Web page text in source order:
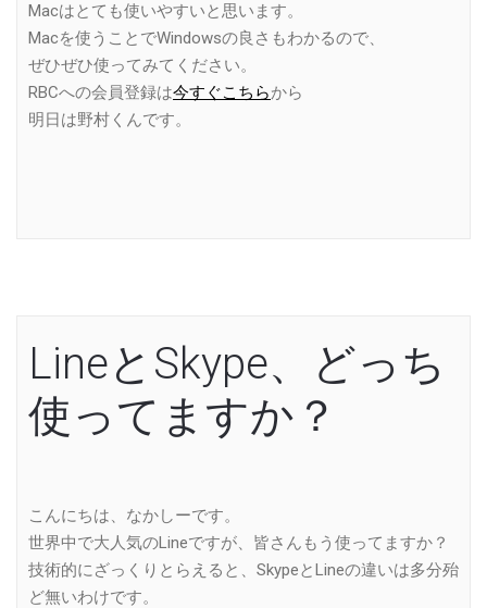
Macはとても使いやすいと思います。
Macを使うことでWindowsの良さもわかるので、
ぜひぜひ使ってみてください。
RBCへの会員登録は今すぐこちらから
明日は野村くんです。
LineとSkype、どっち
使ってますか？
こんにちは、なかしーです。
世界中で大人気のLineですが、皆さんもう使ってますか？
技術的にざっくりとらえると、SkypeとLineの違いは多分殆
ど無いわけです。